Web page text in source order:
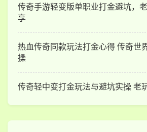
传奇手游轻变版单职业打金避坑，
享
热血传奇同款玩法打金心得 传奇世
操
传奇轻中变打金玩法与避坑实操 老